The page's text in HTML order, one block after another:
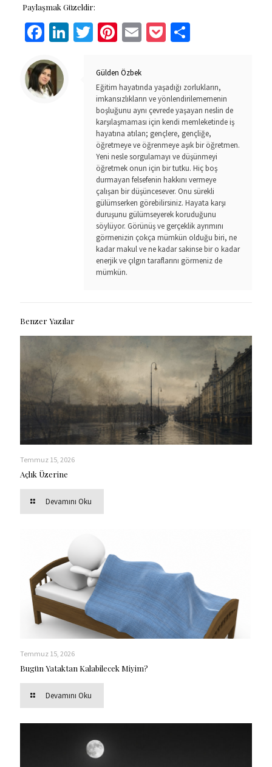
Paylaşmak Güzeldir:
Facebook
LinkedIn
Twitter
Pinterest
EmailPocketShare
Gülden Özbek
Eğitim hayatında yaşadığı zorlukların,
imkansızlıkların ve yönlendirilememenin
boşluğunu aynı çevrede yaşayan neslin de
karşılaşmaması için kendi memleketinde iş
hayatına atılan; gençlere, gençliğe,
öğretmeye ve öğrenmeye aşık bir öğretmen.
Yeni nesle sorgulamayı ve düşünmeyi
öğretmek onun için bir tutku. Hiç boş
durmayan felsefenin hakkını vermeye
çalışan bir düşüncesever. Onu sürekli
gülümserken görebilirsiniz. Hayata karşı
duruşunu gülümseyerek koruduğunu
söylüyor. Görünüş ve gerçeklik ayrımını
görmenizin çokça mümkün olduğu biri, ne
kadar makul ve ne kadar sakinse bir o kadar
enerjik ve çılgın taraflarını görmeniz de
mümkün.
Benzer Yazılar
Temmuz 15, 2026
Açlık Üzerine
Devamını Oku
Temmuz 15, 2026
Bugün Yataktan Kalabilecek Miyim?
Devamını Oku